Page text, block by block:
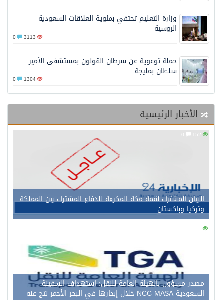
وزارة التعليم تحتفي بمئوية العلاقات السعودية –
الروسية
3113
حملة توعوية عن سرطان القولون بمستشفى الأمير
سلطان بمليجة
1304
الأخبار الرئيسية
البيان المشترك لقمة مكة المكرمة للدفاع المشترك بين المملكة
وتركيا وباكستان
150
مصدر مسؤول بالهيئة العامة للنقل: استهداف السفينة
السعودية NCC MASA خلال إبحارها في البحر الأحمر نتج عنه